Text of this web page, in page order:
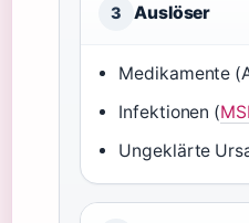
3 Auslöser
Medikamente
Infektionen (
Ungeklärte